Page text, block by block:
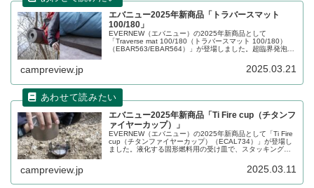
エバニュー2025年新商品「トラバースマット
100/180」
EVERNEW（エバニュー）の2025年新商品として
「Traverse mat 100/180（トラバースマット 100/180）
（EBAR563/EBAR564）」が登場しました。超臨界発泡と
クローズドセルマットよりも軽くコシがあるのが特徴で
campreview.jp 2025.03.21
エバニュー2025年新商品「Ti Fire cup（チタンフ
ァイヤーカップ）」
EVERNEW（エバニュー）の2025年新商品として「Ti Fire
cup（チタンファイヤーカップ）（ECAL734）」が登場し
ました。液化する固形燃料用の受け皿で、スタッキングの
タン製で重量は12gです。詳細をレビューします。
campreview.jp 2025.03.11